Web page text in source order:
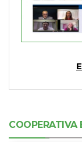
COOPERATIVA